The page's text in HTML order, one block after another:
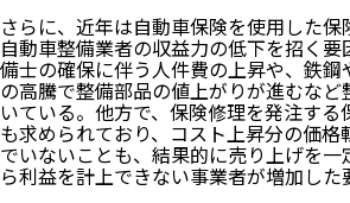
さらに、近年は自動車保険を使用した保
自動車整備業者の収益力の低下を招く
備士の確保に伴う人件費の上昇や、鉄
の高騰で整備部品の値上がりが進むな
いている。他方で、保険修理を発注す
も求められており、コスト上昇分の価格
でいないことも、結果的に売り上げを
ら利益を計上できない事業者が増加した